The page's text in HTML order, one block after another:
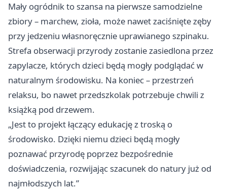
Mały ogródnik to szansa na pierwsze samodzielne
zbiory – marchew, zioła, może nawet zaciśnięte zęby
przy jedzeniu własnoręcznie uprawianego szpinaku.
Strefa obserwacji przyrody zostanie zasiedlona przez
zapylacze, których dzieci będą mogły podglądać w
naturalnym środowisku. Na koniec – przestrzeń
relaksu, bo nawet przedszkolak potrzebuje chwili z
książką pod drzewem.
„Jest to projekt łączący edukację z troską o
środowisko. Dzięki niemu dzieci będą mogły
poznawać przyrodę poprzez bezpośrednie
doświadczenia, rozwijając szacunek do natury już od
najmłodszych lat.”